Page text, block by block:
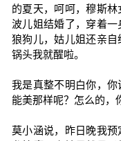
的夏天，呵呵，穆斯
波儿姐结婚了，穿着
狼狗儿，姑儿姐还亲
锅头我就醒啦。
我是真整不明白你，
能美那样呢？怎么的，
莫小涵说，昨日晚我